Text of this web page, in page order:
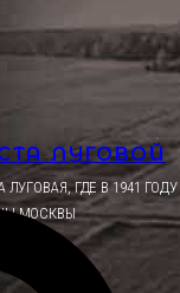
ЛУГОВОЙ
ГДЕ В 1941
МОСКВЫ